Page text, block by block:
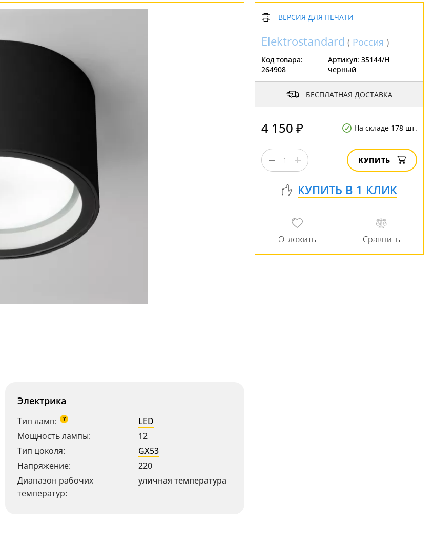
Золото
Бренд
ST-Luce
Электрика
Тип ламп: ?
LED
Мощность лампы:
12
Тип цоколя:
GX53
Напряжение:
220
Диапазон рабочих
температур:
уличная температура
ВЕРСИЯ ДЛЯ ПЕЧАТИ
Elektrostandard ( Россия )
Код товара:
264908
Артикул: 35144/H
черный
БЕСПЛАТНАЯ ДОСТАВКА
4 150 ₽ На складе 178 шт.
КУПИТЬ